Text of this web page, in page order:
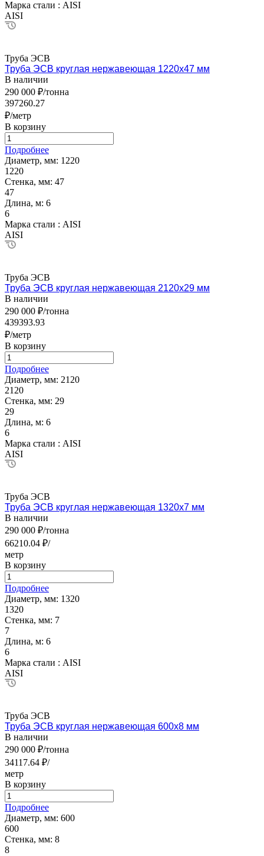
Марка стали : AISI
AISI
Труба ЭСВ
Труба ЭСВ круглая нержавеющая 1220х47 мм
В наличии
290 000 ₽/тонна
397260.27
₽/метр
В корзину
Подробнее
Диаметр, мм: 1220
1220
Стенка, мм: 47
47
Длина, м: 6
6
Марка стали : AISI
AISI
Труба ЭСВ
Труба ЭСВ круглая нержавеющая 2120х29 мм
В наличии
290 000 ₽/тонна
439393.93
₽/метр
В корзину
Подробнее
Диаметр, мм: 2120
2120
Стенка, мм: 29
29
Длина, м: 6
6
Марка стали : AISI
AISI
Труба ЭСВ
Труба ЭСВ круглая нержавеющая 1320х7 мм
В наличии
290 000 ₽/тонна
66210.04 ₽/
метр
В корзину
Подробнее
Диаметр, мм: 1320
1320
Стенка, мм: 7
7
Длина, м: 6
6
Марка стали : AISI
AISI
Труба ЭСВ
Труба ЭСВ круглая нержавеющая 600х8 мм
В наличии
290 000 ₽/тонна
34117.64 ₽/
метр
В корзину
Подробнее
Диаметр, мм: 600
600
Стенка, мм: 8
8